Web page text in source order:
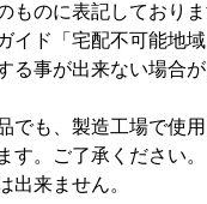
のに表記しておりま
ド「宅配不可能地域
事が出来ない場合が
も、製造工場で使
。ご了承ください。
来ません。